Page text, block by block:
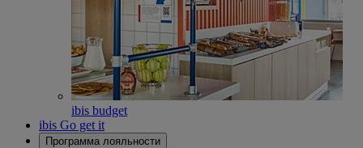
ibis budget
ibis Go get it
Программа лояльности